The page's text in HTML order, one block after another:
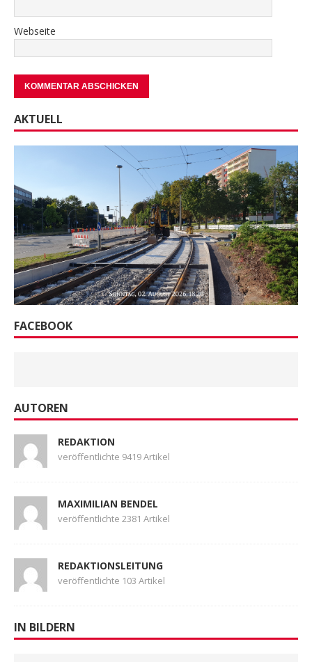
Webseite
AKTUELL
FACEBOOK
AUTOREN
REDAKTION
veröffentlichte 9419 Artikel
MAXIMILIAN BENDEL
veröffentlichte 2381 Artikel
REDAKTIONSLEITUNG
veröffentlichte 103 Artikel
IN BILDERN